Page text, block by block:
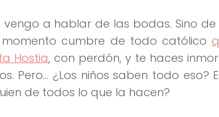
vengo a hablar de las bodas. Sino
momento cumbre de todo católico
Hostia, con perdón, y te haces
Pero… ¿Los niños saben todo eso?
de todos lo que la hacen?